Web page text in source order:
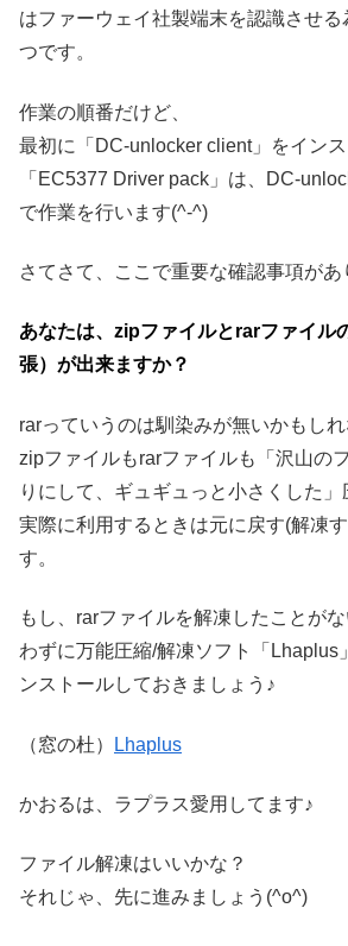
はファーウェイ社製端末を認識させ
つです。
作業の順番だけど、
最初に「DC-unlocker client」をインス
「EC5377 Driver pack」は、DC-
で作業を行います(^-^)
さてさて、ここで重要な確認事項があ
あなたは、zipファイルとrarファイル
張）が出来ますか？
rarっていうのは馴染みが無いかもしれ
zipファイルもrarファイルも「沢山の
りにして、ギュギュっと小さくした」
実際に利用するときは元に戻す(解凍
す。
もし、rarファイルを解凍したことが
わずに万能圧縮/解凍ソフト「Lhaplus
ンストールしておきましょう♪
（窓の杜） Lhaplus
かおるは、ラプラス愛用してます♪
ファイル解凍はいいかな？
それじゃ、先に進みましょう(^o^)